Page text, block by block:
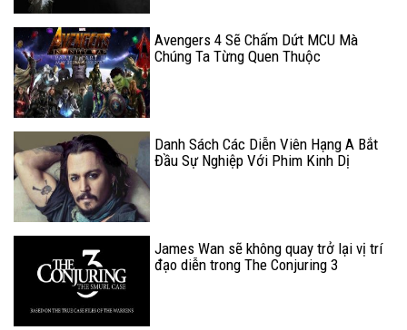
Avengers 4 Sẽ Chấm Dứt MCU Mà
Chúng Ta Từng Quen Thuộc
Danh Sách Các Diễn Viên Hạng A Bắt
Đầu Sự Nghiệp Với Phim Kinh Dị
James Wan sẽ không quay trở lại vị trí
đạo diễn trong The Conjuring 3